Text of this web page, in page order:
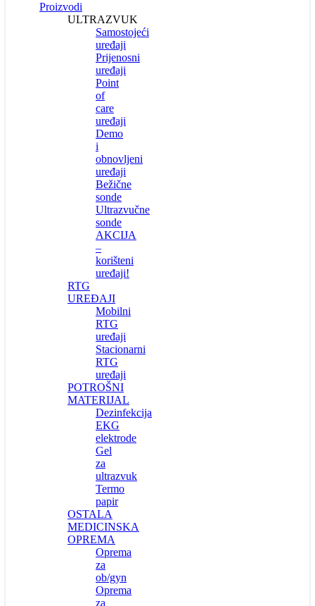
Proizvodi
ULTRAZVUK
Samostojeći
uređaji
Prijenosni
uređaji
Point
of
care
uređaji
Demo
i
obnovljeni
uređaji
Bežične
sonde
Ultrazvučne
sonde
AKCIJA
–
korišteni
uređaji!
RTG
UREĐAJI
Mobilni
RTG
uređaji
Stacionarni
RTG
uređaji
POTROŠNI
MATERIJAL
Dezinfekcija
EKG
elektrode
Gel
za
ultrazvuk
Termo
papir
OSTALA
MEDICINSKA
OPREMA
Oprema
za
ob/gyn
Oprema
za